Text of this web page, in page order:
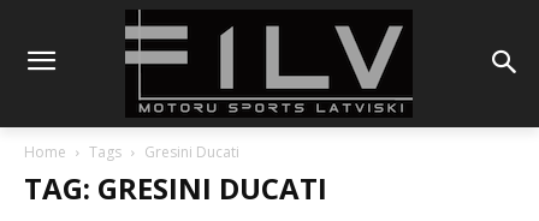
Home Tags Gresini Ducati
TAG: GRESINI DUCATI